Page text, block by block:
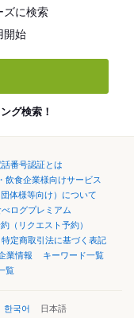
ズに検索
開始
グ検索！
番号認証とは
飲食企業様向けサービス
体様等向け）について
べログプレミアム
（リクエスト予約）
特定商取引法に基づく表記
業情報
キーワード一覧
覧
한국어 日本語